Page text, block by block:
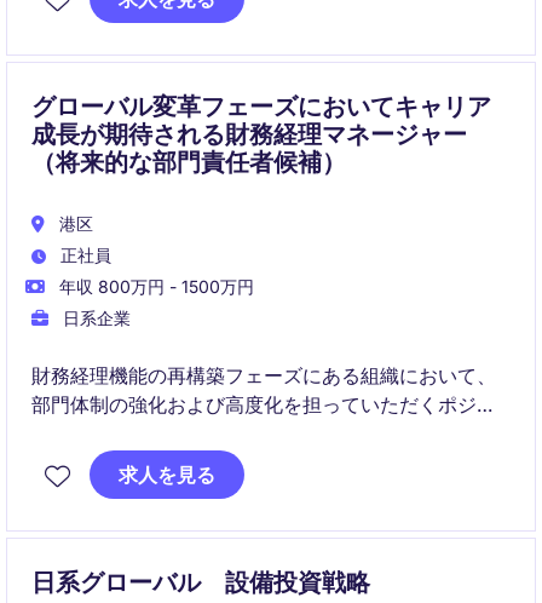
携し、Accounting・Tax・Treasury・内部統制など幅
グローバル変革フェーズにおいてキャリア
成長が期待される財務経理マネージャー
（将来的な部門責任者候補）
港区
正社員
年収 800万円 - 1500万円
日系企業
財務経理機能の再構築フェーズにある組織において、
部門体制の強化および高度化を担っていただくポジシ
将来的には部門全体のマネジメントをお任せする想定
です。IPO準備やIFRS導入など、企業変革の中核に関わ
求人を見る
日系グローバル 設備投資戦略